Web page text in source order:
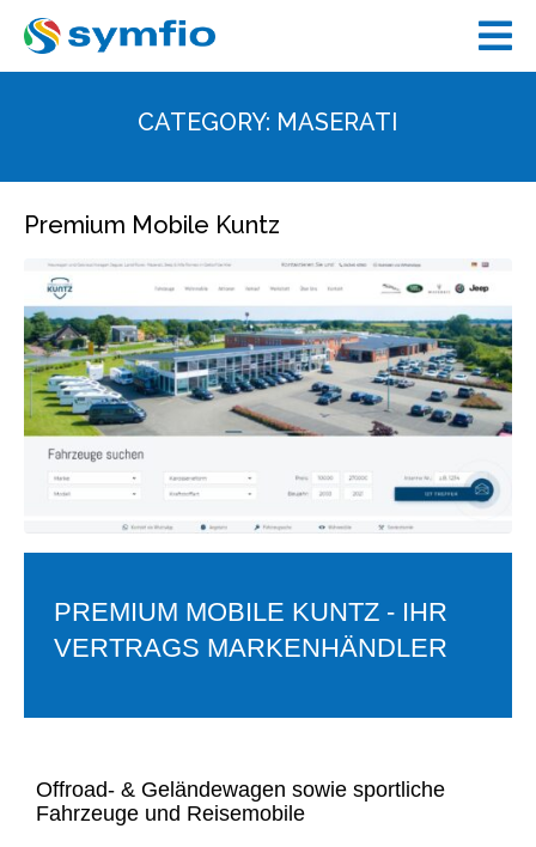
CATEGORY: MASERATI
Premium Mobile Kuntz
PREMIUM MOBILE KUNTZ - IHR
VERTRAGS MARKENHÄNDLER
Offroad- & Geländewagen sowie sportliche
Fahrzeuge und Reisemobile